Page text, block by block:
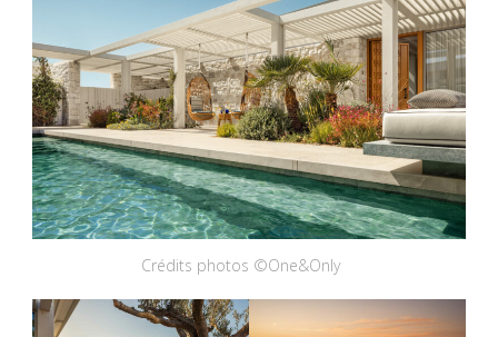
Crédits photos ©One&Only